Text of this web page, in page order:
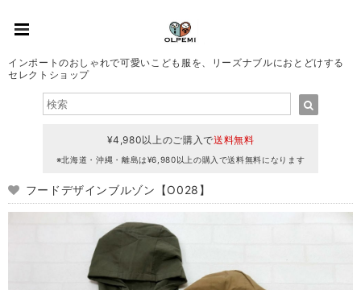
インポートのおしゃれで可愛いこども服を、リーズナブルにおとどけする
セレクトショップ
¥4,980以上のご購入で送料無料
※北海道・沖縄・離島は¥6,980以上の購入で送料無料になります
フードデザインブルゾン【O028】